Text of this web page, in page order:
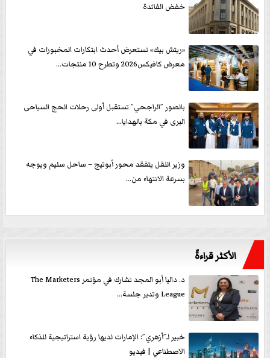
خفض الفائدة
«ريتش بيك» تستعرض أحدث ابتكارات المخبوزات في
معرض كافيكس2026 وتطرح 10 منتجات...
بالصور ”الراجحي” تستقبل أولى رحلات الحج السياحى
البرى في مكة بالهدايا...
وزير النقل يتفقد محور أبوتيج – ساحل سليم ويوجه
بسرعة الانتهاء من...
الأكثر قراءةً
د. داليا أبو المجد تشارك في مؤتمر The Marketers
League وتدير جلسة...
خبير لـ”أزهري”: الإمارات لديها رؤية استراتيجية للذكاء
الاصطناعي | فيديو